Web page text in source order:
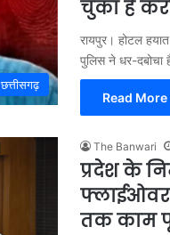
छत्तीसगढ़
चुका है
रायपुर। होटल
पुलिस ने धर-
Read More
The Banwari
प्रदेश के
फ्लाईओवर
तक काम